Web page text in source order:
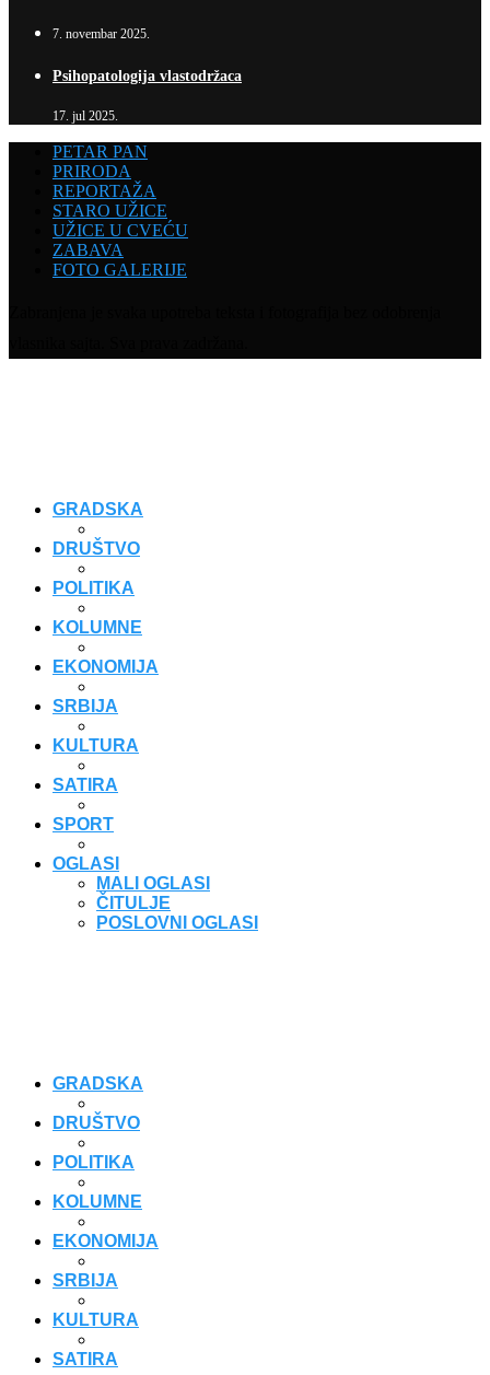
7. novembar 2025.
Psihopatologija vlastodržaca
17. jul 2025.
PETAR PAN
PRIRODA
REPORTAŽA
STARO UŽICE
UŽICE U CVEĆU
ZABAVA
FOTO GALERIJE
GRADSKA
DRUŠTVO
POLITIKA
KOLUMNE
EKONOMIJA
SRBIJA
KULTURA
SATIRA
SPORT
OGLASI
MALI OGLASI
ČITULJE
POSLOVNI OGLASI
GRADSKA
DRUŠTVO
POLITIKA
KOLUMNE
EKONOMIJA
SRBIJA
KULTURA
SATIRA